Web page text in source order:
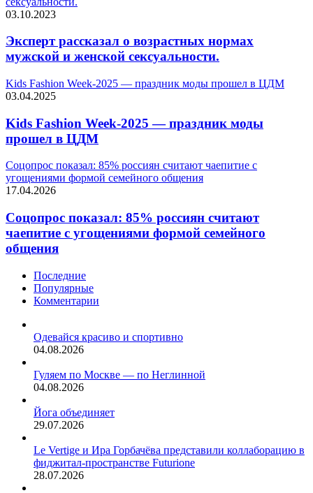
03.10.2023
Эксперт рассказал о возрастных нормах
мужской и женской сексуальности.
Kids Fashion Week-2025 — праздник моды прошел в ЦДМ
03.04.2025
Kids Fashion Week-2025 — праздник моды
прошел в ЦДМ
Соцопрос показал: 85% россиян считают чаепитие с
угощениями формой семейного общения
17.04.2026
Соцопрос показал: 85% россиян считают
чаепитие с угощениями формой семейного
общения
Последние
Популярные
Комментарии
Одевайся красиво и спортивно
04.08.2026
Гуляем по Москве — по Неглинной
04.08.2026
Йога объединяет
29.07.2026
Le Vertige и Ира Горбачёва представили коллаборацию в
фиджитал-пространстве Futurione
28.07.2026